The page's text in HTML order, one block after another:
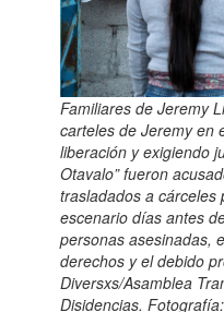
Familiares de Jeremy
carteles de Jeremy en
liberación y exigiendo
Otavalo” fueron
trasladados a cárceles
escenario días antes
personas asesinadas,
derechos y el debido
Diversxs/Asamblea
Disidencias.